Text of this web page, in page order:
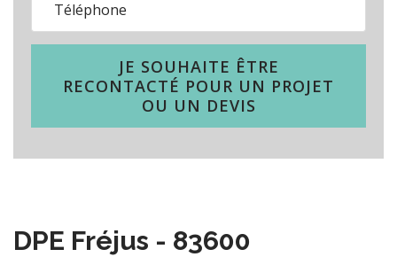
JE SOUHAITE ÊTRE
RECONTACTÉ POUR UN PROJET
OU UN DEVIS
DPE Fréjus - 83600